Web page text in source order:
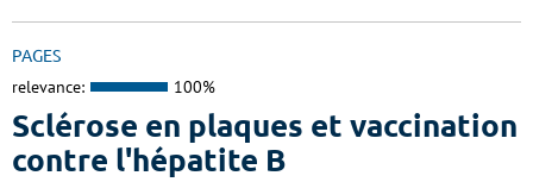
PAGES
relevance: 100%
Sclérose en plaques et vaccination
contre l'hépatite B